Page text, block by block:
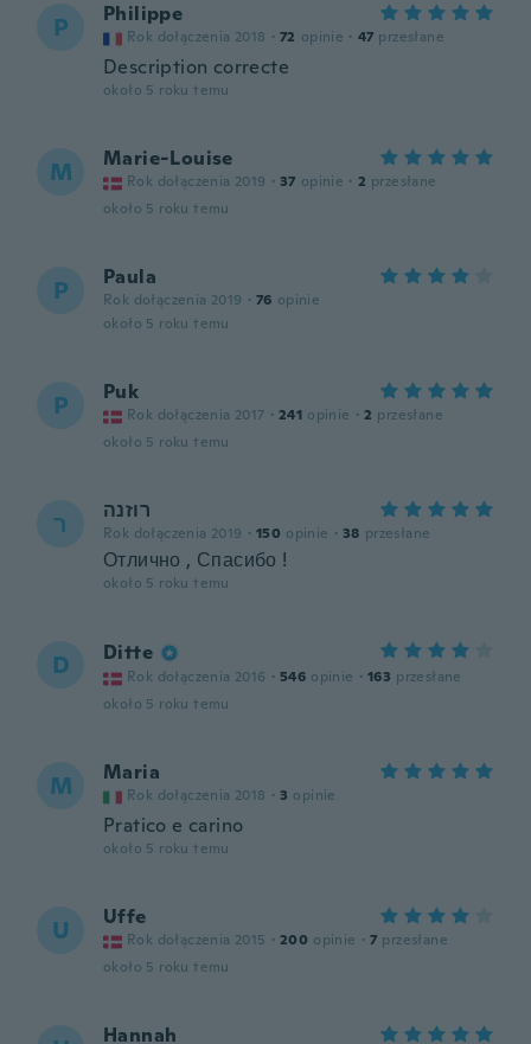
P Philippe
Rok dołączenia 2018 · 72 opinie · 47 przesłane
Description correcte
około 5 roku temu
M Marie-Louise
Rok dołączenia 2019 · 37 opinie · 2 przesłane
około 5 roku temu
P Paula
Rok dołączenia 2019 · 76 opinie
około 5 roku temu
P Puk
Rok dołączenia 2017 · 241 opinie · 2 przesłane
około 5 roku temu
ר רוזנה
Rok dołączenia 2019 · 150 opinie · 38 przesłane
Отлично , Спасибо !
około 5 roku temu
D Ditte
Rok dołączenia 2016 · 546 opinie · 163 przesłane
około 5 roku temu
M Maria
Rok dołączenia 2018 · 3 opinie
Pratico e carino
około 5 roku temu
U Uffe
Rok dołączenia 2015 · 200 opinie · 7 przesłane
około 5 roku temu
Hannah